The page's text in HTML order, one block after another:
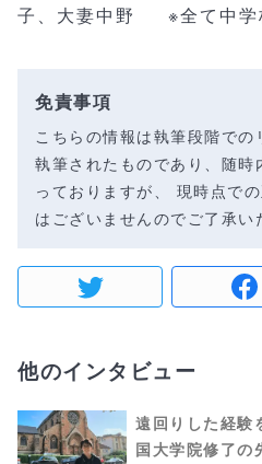
子、大妻中野 ※全て中学
免責事項
こちらの情報は執筆段階で
執筆されたものであり、随
っておりますが、 現時点で
はございませんのでご了承い
他のインタビュー
遠回りした経
国大学院修了の